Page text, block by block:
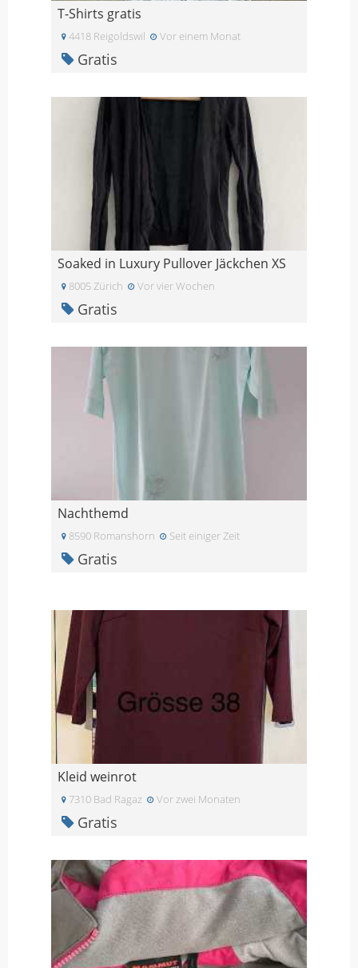
T-Shirts gratis
4418 Reigoldswil Vor einem Monat
Gratis
Soaked in Luxury Pullover Jäckchen XS
8005 Zürich Vor vier Wochen
Gratis
Nachthemd
8590 Romanshorn Seit einiger Zeit
Gratis
Kleid weinrot
7310 Bad Ragaz Vor zwei Monaten
Gratis